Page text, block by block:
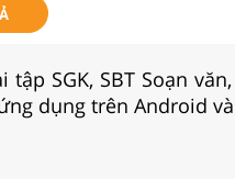
SGK, SBT Soạn
dụng trên Android và